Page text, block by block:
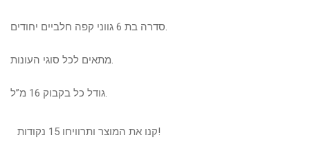
סדרה בת 6 גווני קפה חלביים יחודים.
מתאים לכל סוגי העונות.
גודל כל בקבוק 16 מ”ל.
קנו את המוצר ותרוויחו 15 נקודות!